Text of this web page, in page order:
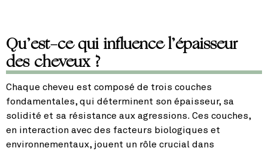
Qu’est-ce qui influence l’épaisseur
des cheveux ?
Chaque cheveu est composé de trois couches
fondamentales, qui déterminent son épaisseur, sa
solidité et sa résistance aux agressions. Ces couches,
en interaction avec des facteurs biologiques et
environnementaux, jouent un rôle crucial dans